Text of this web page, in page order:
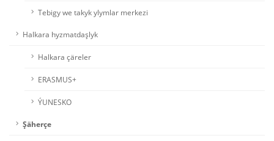
Tebigy we takyk ylymlar merkezi
Halkara hyzmatdaşlyk
Halkara çäreler
ERASMUS+
ÝUNESKO
Şäherçe